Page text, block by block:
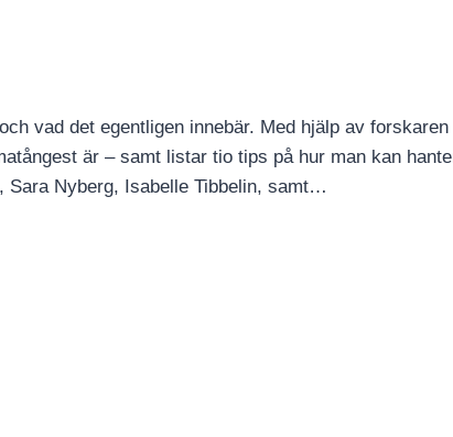
vad det egentligen innebär. Med hjälp av
är – samt listar tio tips på hur man kan
Sara Nyberg, Isabelle Tibbelin, samt…